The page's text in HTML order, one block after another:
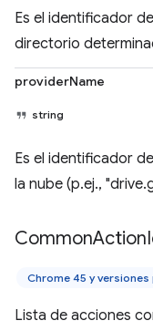
Es el identificador
directorio
providerName
string
Es el identificador
la nube (p.ej.,
CommonAction
Chrome 45 y
Lista de acciones